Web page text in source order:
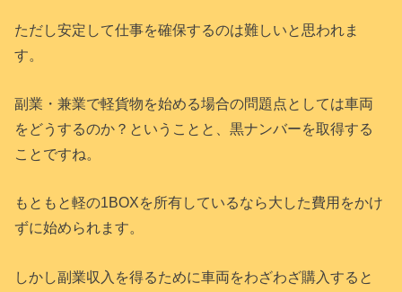
ただし安定して仕事を確保するのは難しいと思われま
す。
副業・兼業で軽貨物を始める場合の問題点としては車両
をどうするのか？ということと、黒ナンバーを取得する
ことですね。
もともと軽の1BOXを所有しているなら大した費用をかけ
ずに始められます。
しかし副業収入を得るために車両をわざわざ購入すると